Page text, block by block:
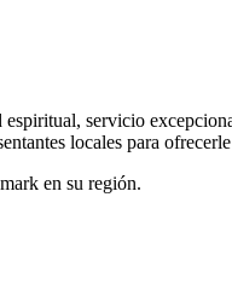
servicio
locales para
en su región.